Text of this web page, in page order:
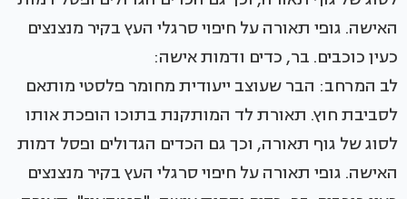
לב המרחב: הבר שעוצב ייעודית מחומר פלסטי מותאם
לסביבת חוץ. תאורת לד המותקנת בתוכו הופכת אותו
לסוג של גוף תאורה, וכך גם הכדים הגדולים ופסל דמות
האישה. גופי תאורה על חיפוי סרגלי העץ בקיר מנצנצים